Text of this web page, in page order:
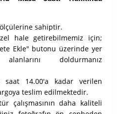
sahiptir.
hale getirebilmemiz için;
Ekle" butonu üzerinde yer
doldurmanız
14.00'a kadar verilen
teslim edilmektedir.
çalışmasının daha kaliteli